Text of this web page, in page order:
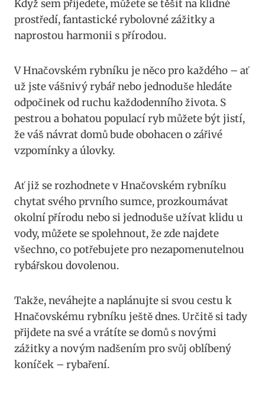
Když sem přijedete, můžete se těšit na klidné
prostředí, fantastické rybolovné zážitky a
naprostou harmonii s přírodou.
V Hnačovském rybníku je něco pro každého – ať
už jste vášnivý rybář nebo jednoduše hledáte
odpočinek od ruchu každodenního života. S
pestrou a bohatou populací ryb můžete být jistí,
že váš návrat domů bude obohacen o zářivé
vzpomínky a úlovky.
Ať již se rozhodnete v Hnačovském rybníku
chytat svého prvního sumce, prozkoumávat
okolní přírodu nebo si jednoduše užívat klidu u
vody, můžete se spolehnout, že zde najdete
všechno, co potřebujete pro nezapomenutelnou
rybářskou dovolenou.
Takže, neváhejte a naplánujte si svou cestu k
Hnačovskému rybníku ještě dnes. Určitě si tady
přijdete na své a vrátíte se domů s novými
zážitky a novým nadšením pro svůj oblíbený
koníček – rybaření.